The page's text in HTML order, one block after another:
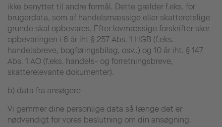
ikke benyttet til andre formål. Dette gælder f.eks. for
brugerdata, som af handelsmæssige eller skatteretslige
grunde skal opbevares. Efter lovmæssige forskrifter sker
opbevaringen i 6 år iht § 257 Abs. 1 HGB (f.eks.
handelsbreve, bogføringsbilag, osv..) og 10 år iht. § 147
Abs. 1 AO (f.eks. handels- og forretningsbreve,
skatterelevante dokumenter).
b) data fra ansøgere
Vi gemmer dine personlige data så længe det er
nødvendigt for vores beslutning om din ansøgning.